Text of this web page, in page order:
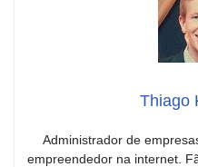
Thiago
Administrador de
empreendedor na internet.